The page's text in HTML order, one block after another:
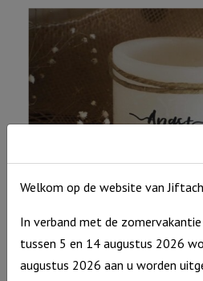
Windlicht S “Angst verdwijnt waar
Welkom op de website van
In verband met de
tussen 5 en 14 augustus 2026
augustus 2026 aan u worden